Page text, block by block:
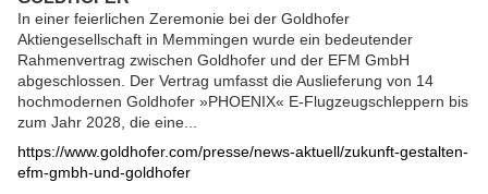
In einer feierlichen Zeremonie bei der Goldhofer
Aktiengesellschaft in Memmingen wurde ein bedeutender
Rahmenvertrag zwischen Goldhofer und der EFM GmbH
abgeschlossen. Der Vertrag umfasst die Auslieferung von 14
hochmodernen Goldhofer »PHOENIX« E-Flugzeugschleppern bis
zum Jahr 2028, die eine...
https://www.goldhofer.com/presse/news-aktuell/zukunft-gestalten-
efm-gmbh-und-goldhofer